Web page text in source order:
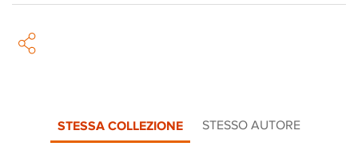
STESSA COLLEZIONE STESSO AUTORE